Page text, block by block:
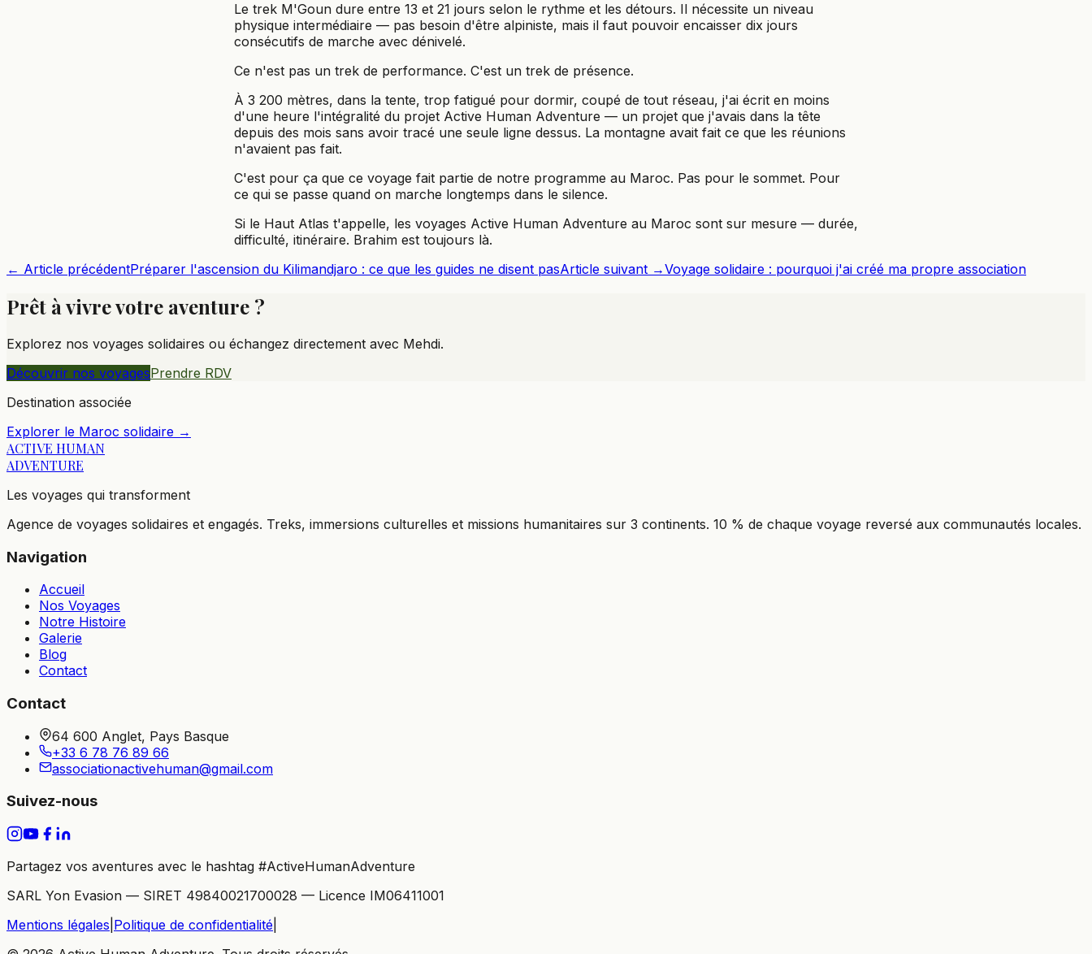
Le trek M'Goun dure entre 13 et 21 jours selon le rythme et les détours. Il nécessite un niveau
physique intermédiaire — pas besoin d'être alpiniste, mais il faut pouvoir encaisser dix jours
consécutifs de marche avec dénivelé.
Ce n'est pas un trek de performance. C'est un trek de présence.
À 3 200 mètres, dans la tente, trop fatigué pour dormir, coupé de tout réseau, j'ai écrit en moins
d'une heure l'intégralité du projet Active Human Adventure — un projet que j'avais dans la tête
depuis des mois sans avoir tracé une seule ligne dessus. La montagne avait fait ce que les réunions
n'avaient pas fait.
C'est pour ça que ce voyage fait partie de notre programme au Maroc. Pas pour le sommet. Pour
ce qui se passe quand on marche longtemps dans le silence.
Si le Haut Atlas t'appelle, les voyages Active Human Adventure au Maroc sont sur mesure — durée,
difficulté, itinéraire. Brahim est toujours là.
← Article précédentPréparer l'ascension du Kilimandjaro : ce que les guides ne disent pasArticle suivant →Voyage solidaire : pourquoi j'ai créé ma propre association
Prêt à vivre votre aventure ?
Explorez nos voyages solidaires ou échangez directement avec Mehdi.
Découvrir nos voyagesPrendre RDV
Destination associée
Explorer le Maroc solidaire →
ACTIVE HUMAN
ADVENTURE
Les voyages qui transforment
Agence de voyages solidaires et engagés. Treks, immersions culturelles et missions humanitaires sur 3 continents. 10 % de chaque voyage reversé aux communautés locales.
Navigation
Accueil
Nos Voyages
Notre Histoire
Galerie
Blog
Contact
Contact
64 600 Anglet, Pays Basque
+33 6 78 76 89 66
associationactivehuman@gmail.com
Suivez-nous
Partagez vos aventures avec le hashtag #ActiveHumanAdventure
SARL Yon Evasion — SIRET 49840021700028 — Licence IM06411001
Mentions légales Politique de confidentialité